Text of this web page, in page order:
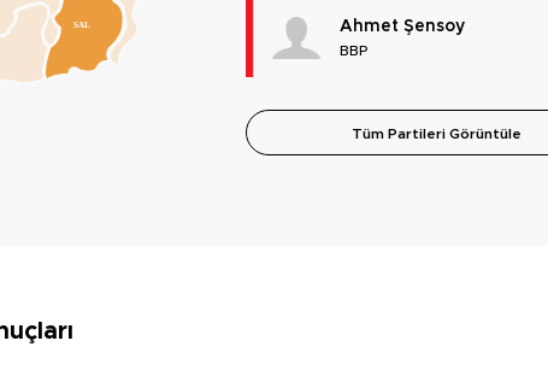
SAL Ahmet Şensoy
BBP
Tüm Partileri Görüntüle